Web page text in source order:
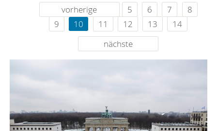
vorherige 5 6 7
8
9
10 11 12 13
14
nächste